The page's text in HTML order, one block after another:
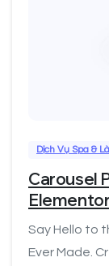
Dịch Vụ Spa &
Carousel
Elementor
Say Hello to
Ever Made.